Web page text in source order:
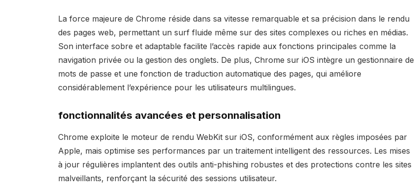
La force majeure de Chrome réside dans sa vitesse remarquable et sa précision dans le rendu
des pages web, permettant un surf fluide même sur des sites complexes ou riches en médias.
Son interface sobre et adaptable facilite l’accès rapide aux fonctions principales comme la
navigation privée ou la gestion des onglets. De plus, Chrome sur iOS intègre un gestionnaire de
mots de passe et une fonction de traduction automatique des pages, qui améliore
considérablement l’expérience pour les utilisateurs multilingues.
fonctionnalités avancées et personnalisation
Chrome exploite le moteur de rendu WebKit sur iOS, conformément aux règles imposées par
Apple, mais optimise ses performances par un traitement intelligent des ressources. Les mises
à jour régulières implantent des outils anti-phishing robustes et des protections contre les sites
malveillants, renforçant la sécurité des sessions utilisateur.